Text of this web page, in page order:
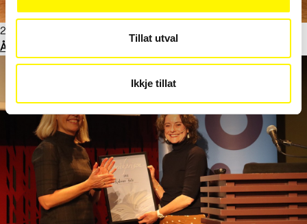
Tillat utval
Ikkje tillat
22. november 2021
Ål er årets nynorskkommune